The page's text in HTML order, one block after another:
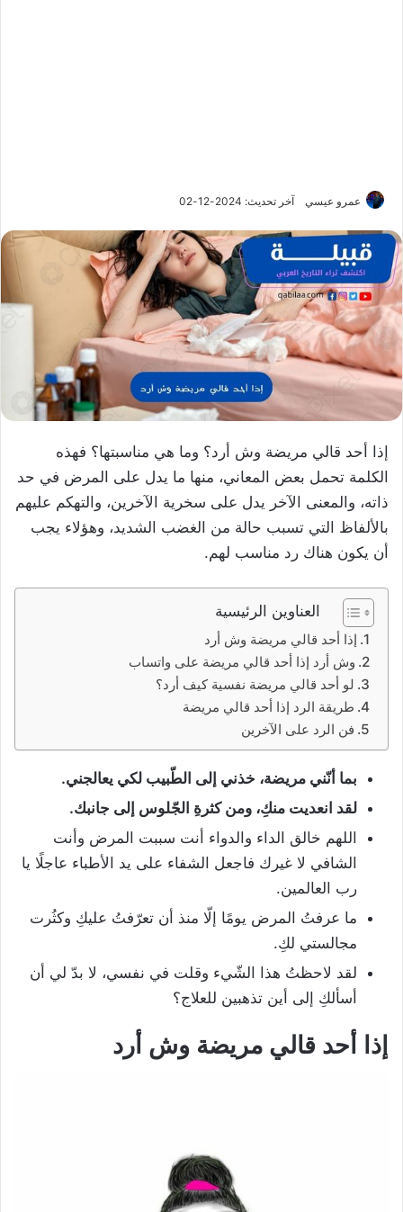
عمرو عيسي آخر تحديث: 2024-12-02
إذا أحد قالي مريضة وش أرد؟ وما هي مناسبتها؟ فهذه
الكلمة تحمل بعض المعاني، منها ما يدل على المرض في حد
ذاته، والمعنى الآخر يدل على سخرية الآخرين، والتهكم عليهم
بالألفاظ التي تسبب حالة من الغضب الشديد، وهؤلاء يجب
أن يكون هناك رد مناسب لهم.
العناوين الرئيسية
إذا أحد قالي مريضة وش أرد
وش أرد إذا أحد قالي مريضة على واتساب
لو أحد قالي مريضة نفسية كيف أرد؟
طريقة الرد إذا أحد قالي مريضة
فن الرد على الآخرين
بما أنّني مريضة، خذني إلى الطّبيب لكي يعالجني.
لقد انعديت منكِ، ومن كثرةِ الجّلوس إلى جانبك.
اللهم خالق الداء والدواء أنت سببت المرض وأنت
الشافي لا غيرك فاجعل الشفاء على يد الأطباء عاجلًا يا
رب العالمين.
ما عرفتُ المرض يومًا إلّا منذ أن تعرّفتُ عليكِ وكثُرت
مجالستي لكِ.
لقد لاحظتُ هذا الشّيء وقلت في نفسي، لا بدّ لي أن
أسألكِ إلى أين تذهبين للعلاج؟
إذا أحد قالي مريضة وش أرد